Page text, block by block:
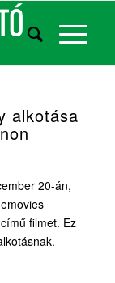
alkotása
20-án,
filmet. Ez